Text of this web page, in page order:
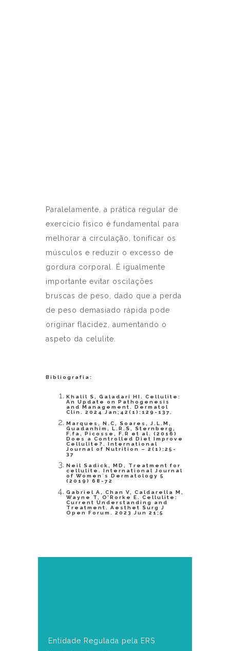
Paralelamente, a prática regular de
exercício físico é fundamental para
melhorar a circulação, tonificar os
músculos e reduzir o excesso de
gordura corporal. É igualmente
importante evitar oscilações
bruscas de peso, dado que a perda
de peso demasiado rápida pode
originar flacidez, aumentando o
aspeto da celulite.
Bibliografia:
Khalil S, Galadari HI. Cellulite:
An Update on Pathogenesis
and Management. Dermatol
Clin. 2024 Jan;42(1):129-137.
Marques, N.C, Soares, J.L.M,
Guadanhim, L.R.S, Sternberg,
F.fa, Picosse, F.R et al. (2016)
Does a Controlled Diet Improve
Cellulite?. International
Journal of Nutrition – 2(1):25-
37
Neil Sadick, MD, Treatment for
cellulite. International Journal
of Women´s Dermatology 5
(2019) 68-72
Gabriel A, Chan V, Caldarella M,
Wayne T, O’Rorke E. Cellulite:
Current Understanding and
Treatment. Aesthet Surg J
Open Forum. 2023 Jun 21;5
Entidade Regulada pela ERS